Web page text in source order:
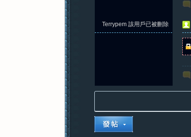
Terrypem 該用戶已被刪除